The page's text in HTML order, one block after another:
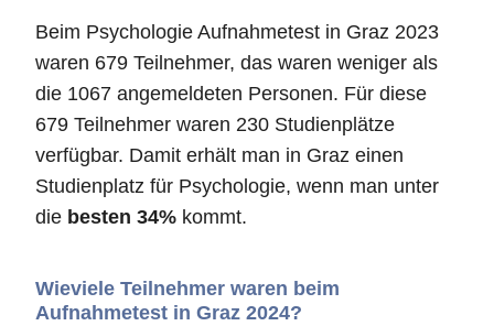
Beim Psychologie Aufnahmetest in Graz 2023
waren 679 Teilnehmer, das waren weniger als
die 1067 angemeldeten Personen. Für diese
679 Teilnehmer waren 230 Studienplätze
verfügbar. Damit erhält man in Graz einen
Studienplatz für Psychologie, wenn man unter
die besten 34% kommt.
Wieviele Teilnehmer waren beim
Aufnahmetest in Graz 2024?